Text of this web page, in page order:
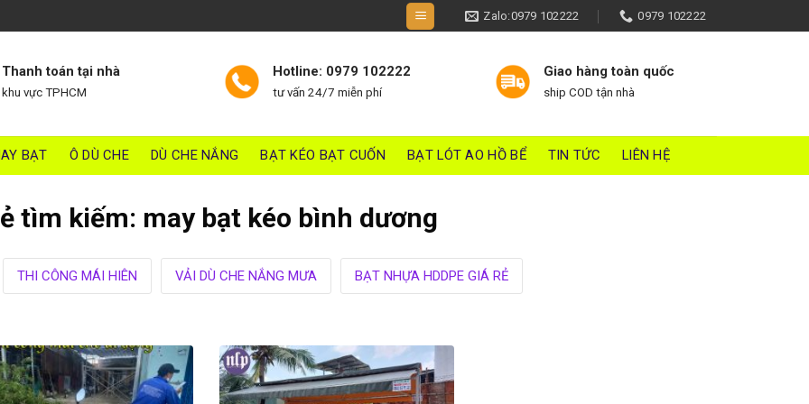
Zalo:0979 102222 0979 102222
Thanh toán tại nhà
khu vực TPHCM
Hotline: 0979 102222
tư vấn 24/7 miễn phí
Giao hàng toàn quốc
ship COD tận nhà
BẠT Ô DÙ CHE DÙ CHE NẮNG BẠT KÉO BẠT CUỐN BẠT LÓT AO HỒ BỂ TIN TỨC LIÊN HỆ
tìm kiếm: may bạt kéo bình dương
THI CÔNG MÁI HIÊN VẢI DÙ CHE NẮNG MƯA BẠT NHỰA HDDPE GIÁ RẺ